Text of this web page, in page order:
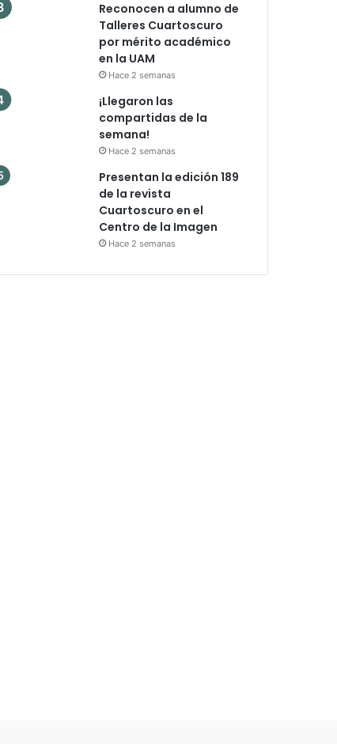
Reconocen a alumno de
Talleres Cuartoscuro
por mérito académico
en la UAM
Hace 2 semanas
¡Llegaron las
compartidas de la
semana!
Hace 2 semanas
Presentan la edición 189
de la revista
Cuartoscuro en el
Centro de la Imagen
Hace 2 semanas